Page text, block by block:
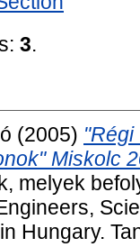
3.
(2005)
Miskolc
melyek
Hungary.